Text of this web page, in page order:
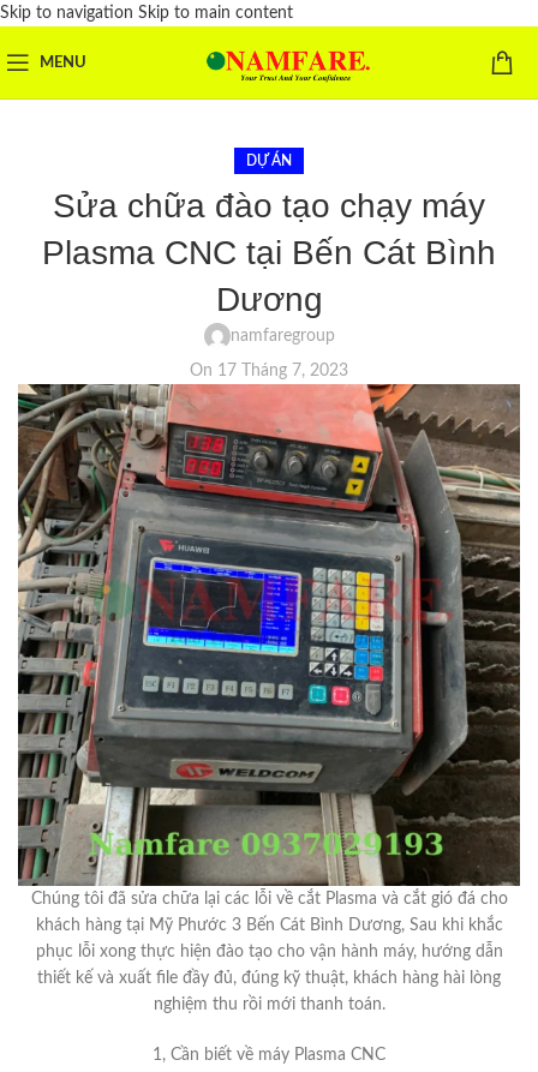
Skip to navigation Skip to main content
MENU
DỰ ÁN
Sửa chữa đào tạo chạy máy
Plasma CNC tại Bến Cát Bình
Dương
namfaregroup
On 17 Tháng 7, 2023
Chúng tôi đã sửa chữa lại các lỗi về cắt Plasma và cắt gió đá cho
khách hàng tại Mỹ Phước 3 Bến Cát Bình Dương, Sau khi khắc
phục lỗi xong thực hiện đào tạo cho vận hành máy, hướng dẫn
thiết kế và xuất file đầy đủ, đúng kỹ thuật, khách hàng hài lòng
nghiệm thu rồi mới thanh toán.
1, Cần biết về máy Plasma CNC